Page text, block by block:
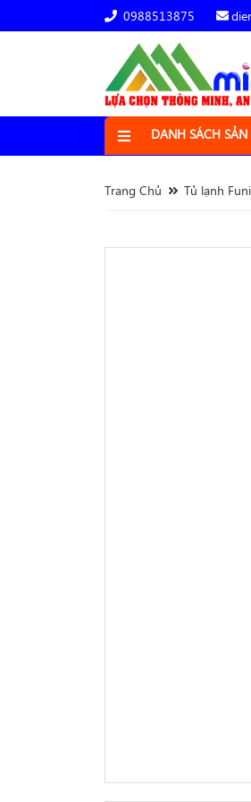
0988513875
DANH SÁCH
Trang Chủ Tủ lạnh